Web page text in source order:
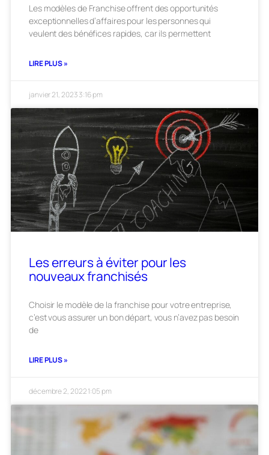
Les modèles de Franchise offrent des opportunités
exceptionnelles d’affaires pour les personnes qui
veulent des bénéfices rapides, car ils permettent
LIRE PLUS »
janvier 21, 20233:16 pm
Les erreurs à éviter pour les
nouveaux franchisés
Choisir le modèle de la franchise pour votre entreprise,
c’est vous assurer un bon départ, vous n’avez pas besoin
de
LIRE PLUS »
décembre 2, 20221:05 pm